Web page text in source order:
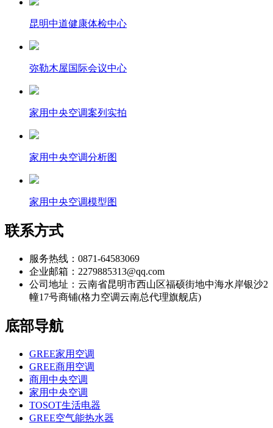
昆明中道健康体检中心
弥勒木屋国际会议中心
家用中央空调案列实拍
家用中央空调分析图
家用中央空调模型图
联系方式
服务热线：0871-64583069
企业邮箱：2279885313@qq.com
公司地址：云南省昆明市西山区福硕街地中海水岸银沙2
幢17号商铺(格力空调云南总代理旗舰店)
底部导航
GREE家用空调
GREE商用空调
商用中央空调
家用中央空调
TOSOT生活电器
GREE空气能热水器